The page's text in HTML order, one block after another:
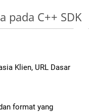
pada C++ SDK
Klien, URL Dasar
format yang